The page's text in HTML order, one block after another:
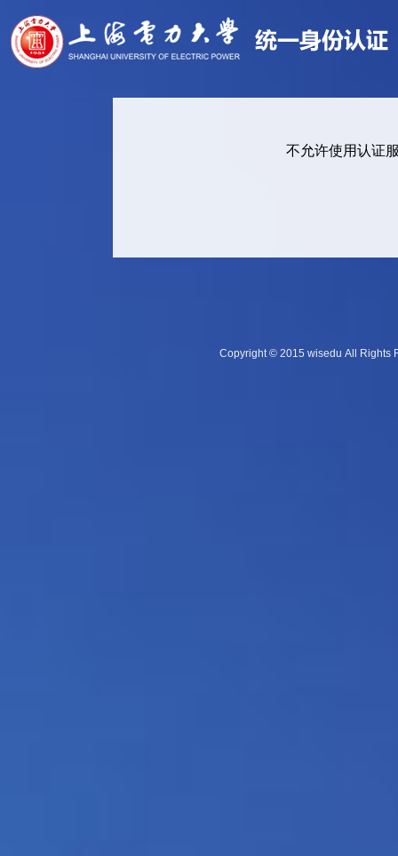
不允许使用认证
Copyright © 2015 wisedu All